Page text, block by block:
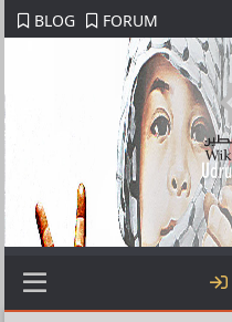
BLOG FORUM